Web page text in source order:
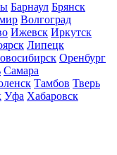
Барнаул Брянск
Волгоград
Ижевск Иркутск
Липецк
Оренбург
Самара
Тамбов Тверь
Уфа Хабаровск